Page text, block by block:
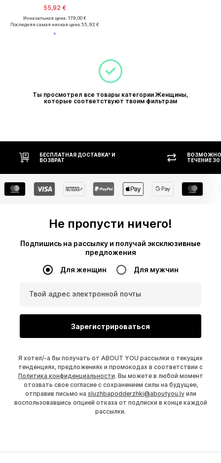
55,92 €
Изначальная цена: 179,00 €
Последняя самая низкая цена:55,92 €
Ты просмотрел все товары категории Женщины,
которые соответствуют твоим фильтрам
БЕСПЛАТНАЯ ДОСТАВКА* И
ВОЗВРАТ
ТЕЧЕНИЕ
Не пропусти ничего!
Подпишись на рассылку и получай эксклюзивные
предложения
Для женщин Для мужчин
Твой адрес электронной почты
Зарегистрироваться
Я хотел/-а бы получать от ABOUT YOU рассылки о текущих
тенденциях, предложениях и промокодах в соответствии с
Политика конфиденциальности. Вы можете в любой момент
отозвать свое согласие с сохранением силы на будущее,
отправив письмо на sluzhbapodderzhki@aboutyou.lvили
воспользовавшись опцией отказа от подписки в конце каждой
рассылки.